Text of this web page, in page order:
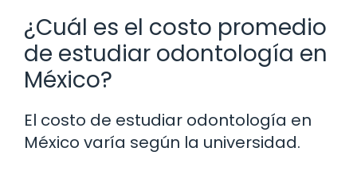
¿Cuál es el costo promedio
de estudiar odontología en
México?
El costo de estudiar odontología en
México varía según la universidad.